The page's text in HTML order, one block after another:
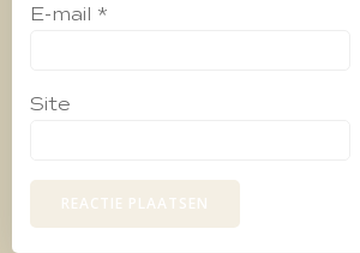
E-mail *
Site